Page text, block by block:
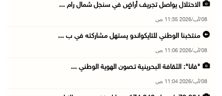
الاحتلال يواصل تجريف أراضٍ في سنجل شمال رام ...
08/آب/2026 11:35 ص
منتخبنا الوطني للتايكواندو يستهل مشاركته في ب ...
08/آب/2026 11:06 ص
"فانا": الثقافة البحرينية تـصون الهوية الوطني ...
08/آب/2026 11:04 ص